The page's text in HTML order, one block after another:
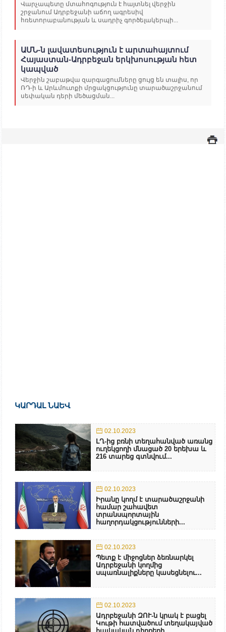
Վարչապետը մտահոգություն է հայտնել վերջին
շրջանում Ադրբեջանի աճող ագրեսիվ
հռետորաբանության և սադրիչ գործելակերպի...
ԱՄՆ-ն լավատեսություն է արտահայտում
Հայաստան-Ադրբեջան երկխոսության հետ
կապված
Վերջին շաբաթվա զարգացումները ցույց են տալիս, որ
ՌԴ-ի և Արևմուտքի մրցակցությունը տարածաշրջանում
սեփական դերի մեծացման...
ԿԱՐԴԱԼ ՆԱԵՎ
02.10.2023
ԼՂ-ից բռնի տեղահանված առանց
ուղեկցողի մնացած 20 երեխա և
216 տարեց գտնվում...
02.10.2023
Իրանը կողմ է տարածաշրջանի
համար շահավետ
տրանսպորտային
հաղորդակցությունների...
02.10.2023
Պետք է միջոցներ ձեռնարկել
Ադրբեջանի կողմից
սպառնալիքները կասեցնելու...
02.10.2023
Ադրբեջանի ԶՈՒ-ն կրակ է բացել
Կութի հատվածում տեղակայված